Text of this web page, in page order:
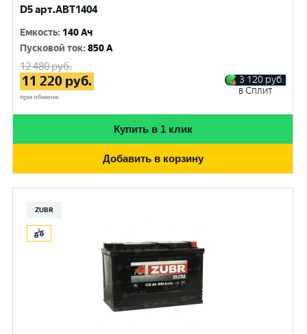
D5 арт.ABT1404
Емкость: 140 Ач
Пусковой ток:850 A
12 480руб.
11 220 руб.
при обмене
3 120 руб.
в Сплит
Купить в 1 клик
Добавить в корзину
ZUBR